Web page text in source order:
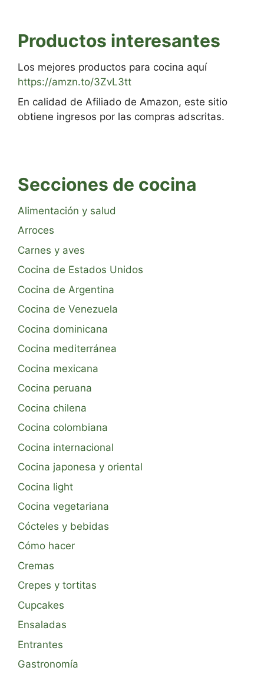
Productos interesantes
Los mejores productos para cocina aquí
https://amzn.to/3ZvL3tt
En calidad de Afiliado de Amazon, este sitio
obtiene ingresos por las compras adscritas.
Secciones de cocina
Alimentación y salud
Arroces
Carnes y aves
Cocina de Estados Unidos
Cocina de Argentina
Cocina de Venezuela
Cocina dominicana
Cocina mediterránea
Cocina mexicana
Cocina peruana
Cocina chilena
Cocina colombiana
Cocina internacional
Cocina japonesa y oriental
Cocina light
Cocina vegetariana
Cócteles y bebidas
Cómo hacer
Cremas
Crepes y tortitas
Cupcakes
Ensaladas
Entrantes
Gastronomía